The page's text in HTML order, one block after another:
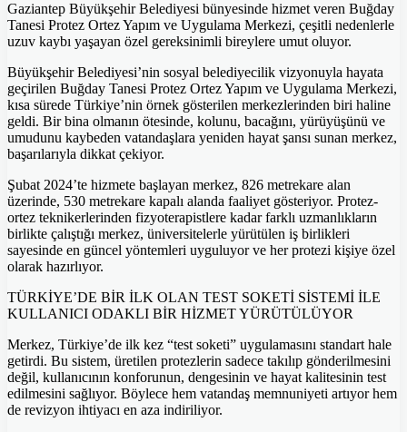
Gaziantep Büyükşehir Belediyesi bünyesinde hizmet veren Buğday
Tanesi Protez Ortez Yapım ve Uygulama Merkezi, çeşitli nedenlerle
uzuv kaybı yaşayan özel gereksinimli bireylere umut oluyor.
Büyükşehir Belediyesi’nin sosyal belediyecilik vizyonuyla hayata
geçirilen Buğday Tanesi Protez Ortez Yapım ve Uygulama Merkezi,
kısa sürede Türkiye’nin örnek gösterilen merkezlerinden biri haline
geldi. Bir bina olmanın ötesinde, kolunu, bacağını, yürüyüşünü ve
umudunu kaybeden vatandaşlara yeniden hayat şansı sunan merkez,
başarılarıyla dikkat çekiyor.
Şubat 2024’te hizmete başlayan merkez, 826 metrekare alan
üzerinde, 530 metrekare kapalı alanda faaliyet gösteriyor. Protez-
ortez teknikerlerinden fizyoterapistlere kadar farklı uzmanlıkların
birlikte çalıştığı merkez, üniversitelerle yürütülen iş birlikleri
sayesinde en güncel yöntemleri uyguluyor ve her protezi kişiye özel
olarak hazırlıyor.
TÜRKİYE’DE BİR İLK OLAN TEST SOKETİ SİSTEMİ İLE
KULLANICI ODAKLI BİR HİZMET YÜRÜTÜLÜYOR
Merkez, Türkiye’de ilk kez “test soketi” uygulamasını standart hale
getirdi. Bu sistem, üretilen protezlerin sadece takılıp gönderilmesini
değil, kullanıcının konforunun, dengesinin ve hayat kalitesinin test
edilmesini sağlıyor. Böylece hem vatandaş memnuniyeti artıyor hem
de revizyon ihtiyacı en aza indiriliyor.